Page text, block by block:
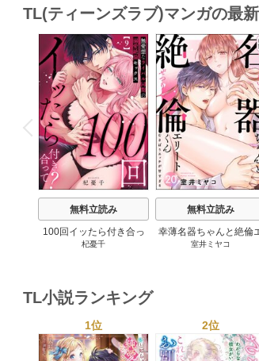
TL(ティーンズラブ)マンガの最新
P
r
e
v
i
o
u
s
無料立読み
100回イッたら付き合っ
て？ 無愛想なライバル同
杞憂千
無料立読み
幸薄名器ちゃんと絶倫
リートくん むさぼりエッ
室井ミヤコ
TL小説ランキング
1位 2位